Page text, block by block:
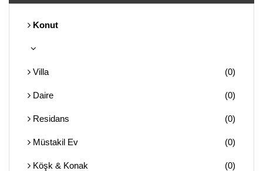
Konut
Villa (0)
Daire (0)
Residans (0)
Müstakil Ev (0)
Köşk & Konak (0)